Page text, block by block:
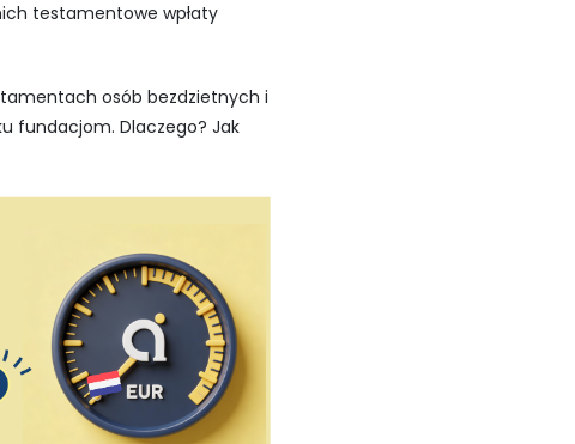
testamentowe wpłaty
osób bezdzietnych i
fundacjom. Dlaczego? Jak